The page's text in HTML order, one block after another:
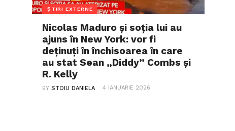
ȘTIRI EXTERNE
Nicolas Maduro și soția lui au
ajuns în New York: vor fi
deținuți în închisoarea în care
au stat Sean „Diddy” Combs și
R. Kelly
BYSTOIU DANIELA 4 IANUARIE 2026